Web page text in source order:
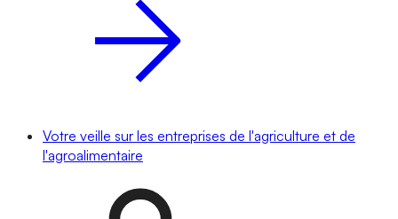
Votre veille sur les entreprises de l'agriculture et de
l'agroalimentaire